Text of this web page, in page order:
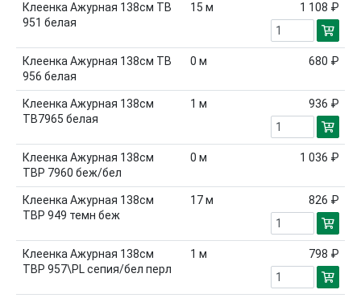
Клеенка Aжурная 138см ТВ
951 белая
15 м 1 108 ₽
Клеенка Aжурная 138см ТВ
956 белая
0 м 680 ₽
Клеенка Aжурная 138см
ТВ7965 белая
1 м 936 ₽
Клеенка Aжурная 138см
ТВР 7960 беж/бел
0 м 1 036 ₽
Клеенка Aжурная 138см
ТВР 949 темн беж
17м 826 ₽
Клеенка Aжурная 138см
ТВР 957\PL сепия/бел перл
1 м 798 ₽